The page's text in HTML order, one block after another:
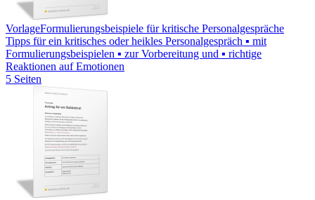
VorlageFormulierungsbeispiele für kritische Personalgespräche
Tipps für ein kritisches oder heikles Personalgespräch ▪ mit
Formulierungsbeispielen ▪ zur Vorbereitung und ▪ richtige
Reaktionen auf Emotionen
5 Seiten